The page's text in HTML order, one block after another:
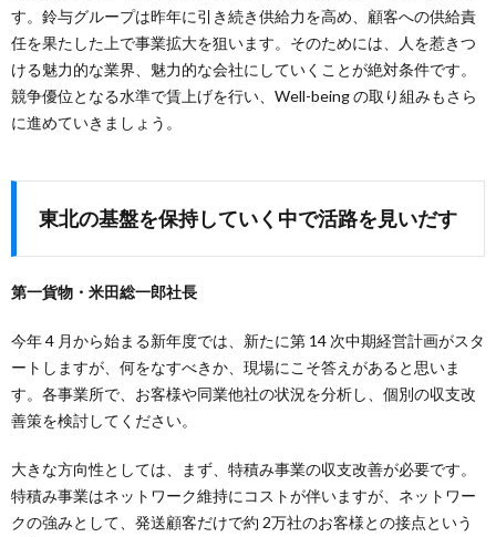
す。鈴与グループは昨年に引き続き供給力を高め、顧客への供給責
任を果たした上で事業拡大を狙います。そのためには、人を惹きつ
ける魅力的な業界、魅力的な会社にしていくことが絶対条件です。
競争優位となる水準で賃上げを行い、Well-being の取り組みもさら
に進めていきましょう。
東北の基盤を保持していく中で活路を見いだす
第一貨物・米田総一郎社長
今年 4 月から始まる新年度では、新たに第 14 次中期経営計画がスタ
ートしますが、何をなすべきか、現場にこそ答えがあると思いま
す。各事業所で、お客様や同業他社の状況を分析し、個別の収支改
善策を検討してください。
大きな方向性としては、まず、特積み事業の収支改善が必要です。
特積み事業はネットワーク維持にコストが伴いますが、ネットワー
クの強みとして、発送顧客だけで約 2万社のお客様との接点という